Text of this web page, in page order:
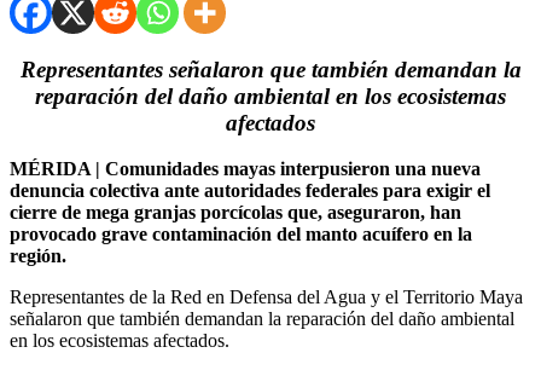
Representantes señalaron que también demandan la
reparación del daño ambiental en los ecosistemas
afectados
MÉRIDA | Comunidades mayas interpusieron una nueva
denuncia colectiva ante autoridades federales para exigir el
cierre de mega granjas porcícolas que, aseguraron, han
provocado grave contaminación del manto acuífero en la
región.
Representantes de la Red en Defensa del Agua y el Territorio Maya
señalaron que también demandan la reparación del daño ambiental
en los ecosistemas afectados.